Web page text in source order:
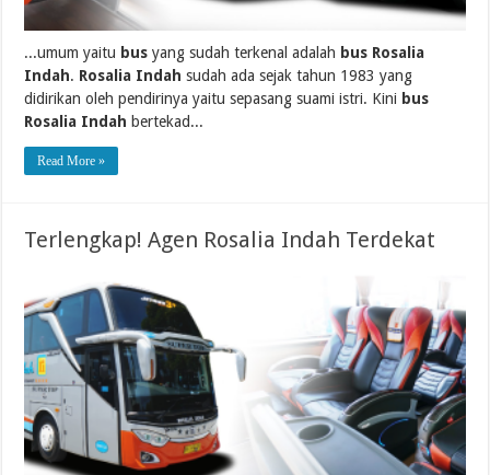
...umum yaitu bus yang sudah terkenal adalah bus Rosalia
Indah. Rosalia Indah sudah ada sejak tahun 1983 yang
didirikan oleh pendirinya yaitu sepasang suami istri. Kini bus
Rosalia Indah bertekad...
Read More »
Terlengkap! Agen Rosalia Indah Terdekat